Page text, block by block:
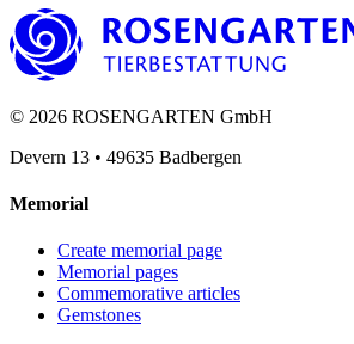
© 2026 ROSENGARTEN GmbH
Devern 13 • 49635 Badbergen
Memorial
Create memorial page
Memorial pages
Commemorative articles
Gemstones